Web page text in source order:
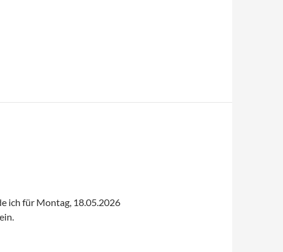
ich für Montag, 18.05.2026